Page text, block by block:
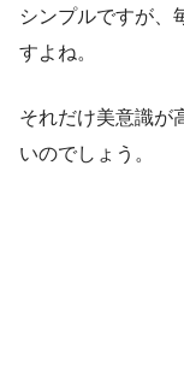
シンプルですが、
すよね。
それだけ美意識が
いのでしょう。